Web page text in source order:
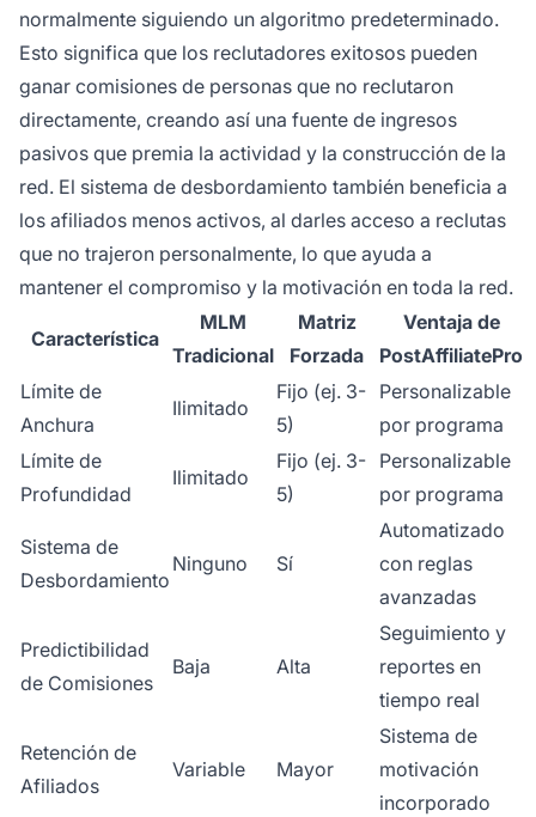
normalmente siguiendo un algoritmo predeterminado.
Esto significa que los reclutadores exitosos pueden
ganar comisiones de personas que no reclutaron
directamente, creando así una fuente de ingresos
pasivos que premia la actividad y la construcción de la
red. El sistema de desbordamiento también beneficia a
los afiliados menos activos, al darles acceso a reclutas
que no trajeron personalmente, lo que ayuda a
mantener el compromiso y la motivación en toda la red.
Característica
MLM
Tradicional
Matriz
Forzada
Ventaja de
PostAffiliatePro
Límite de
Anchura
Ilimitado
Fijo (ej. 3-
5)
Personalizable
por programa
Límite de
Profundidad
Ilimitado
Fijo (ej. 3-
5)
Personalizable
por programa
Sistema de
Desbordamiento
Ninguno Sí
Automatizado
con reglas
avanzadas
Predictibilidad
de Comisiones
Baja Alta
Seguimiento y
reportes en
tiempo real
Retención de
Afiliados
Variable Mayor
Sistema de
motivación
incorporado